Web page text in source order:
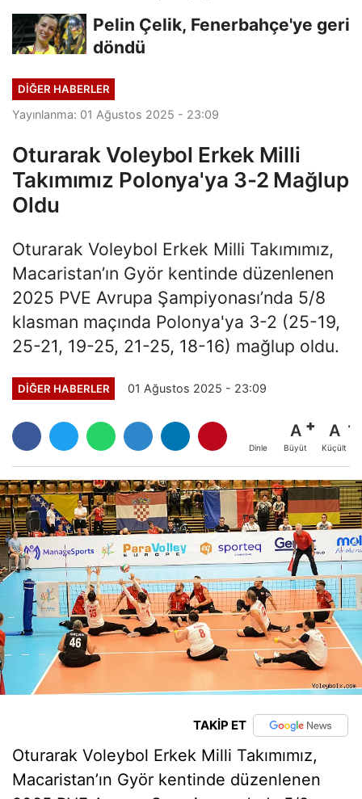
Pelin Çelik, Fenerbahçe'ye geri
döndü
DIĞER HABERLER
Yayınlanma: 01 Ağustos 2025 - 23:09
Oturarak Voleybol Erkek Milli
Takımımız Polonya'ya 3-2 Mağlup
Oldu
Oturarak Voleybol Erkek Milli Takımımız,
Macaristan’ın Györ kentinde düzenlenen
2025 PVE Avrupa Şampiyonası’nda 5/8
klasman maçında Polonya'ya 3-2 (25-19,
25-21, 19-25, 21-25, 18-16) mağlup oldu.
DIĞER HABERLER 01 Ağustos 2025 - 23:09
Dinle
A
Büyüt
A
Küçült
TAKİP ET
Oturarak Voleybol Erkek Milli Takımımız,
Macaristan’ın Györ kentinde düzenlenen